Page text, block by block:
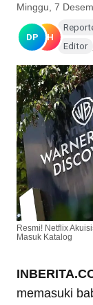
Minggu, 7
DP EH
Editor
Resmi! Netflix
Masuk Katalog
memasuki